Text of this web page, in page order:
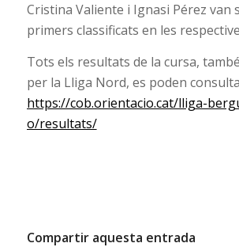
Cristina Valiente i Ignasi Pérez van
primers classificats en les
Tots els resultats de la cursa,
per la Lliga Nord, es poden
https://cob.orientacio.cat/lliga-
o/resultats/
Compartir aquesta entrada